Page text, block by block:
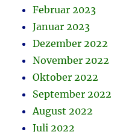
Februar 2023
Januar 2023
Dezember 2022
November 2022
Oktober 2022
September 2022
August 2022
Juli 2022